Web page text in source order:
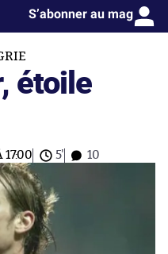
S’abonner au mag
étoile
17:00 5' 10